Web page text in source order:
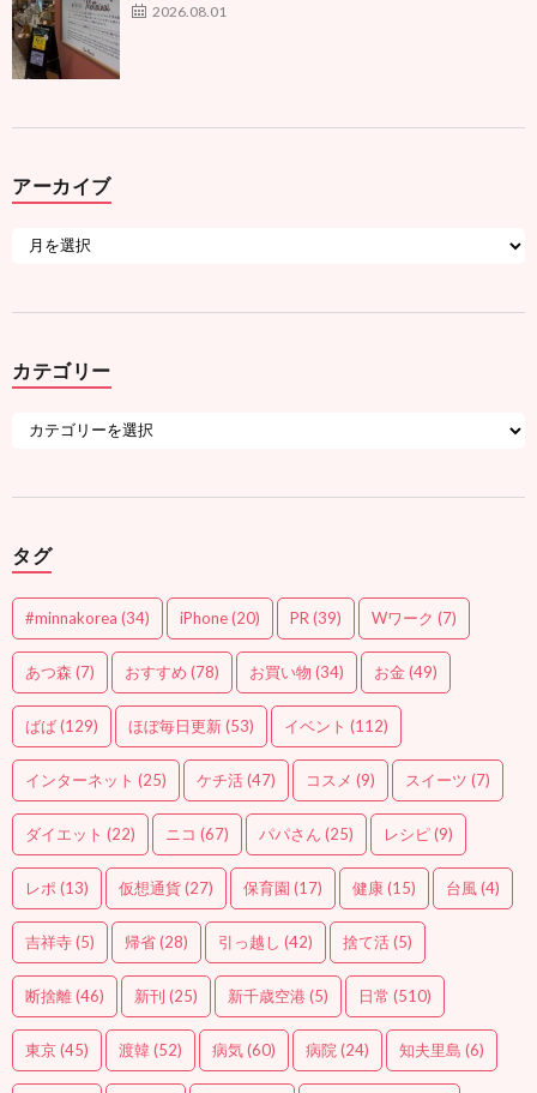
2026.08.01
アーカイブ
カテゴリー
タグ
#minnakorea (34) iPhone(20) PR (39) Wワーク (7)
あつ森 (7) おすすめ (78) お買い物 (34) お金 (49)
ばば(129) ほぼ毎日更新(53) イベント (112)
インターネット (25) ケチ活(47) コスメ (9) スイーツ (7)
ダイエット (22) ニコ (67) パパさん (25) レシピ(9)
レポ (13) 仮想通貨(27) 保育園 (17) 健康(15) 台風(4)
吉祥寺(5) 帰省(28) 引っ越し (42) 捨て活(5)
断捨離(46) 新刊 (25) 新千歳空港(5) 日常 (510)
東京(45) 渡韓(52) 病気(60) 病院 (24) 知夫里島 (6)